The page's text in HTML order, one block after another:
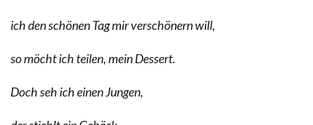
ich den schönen Tag mir verschönern will,
so möcht ich teilen, mein Dessert.
Doch seh ich einen Jungen,